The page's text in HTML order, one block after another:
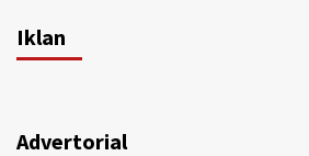
Iklan
Advertorial